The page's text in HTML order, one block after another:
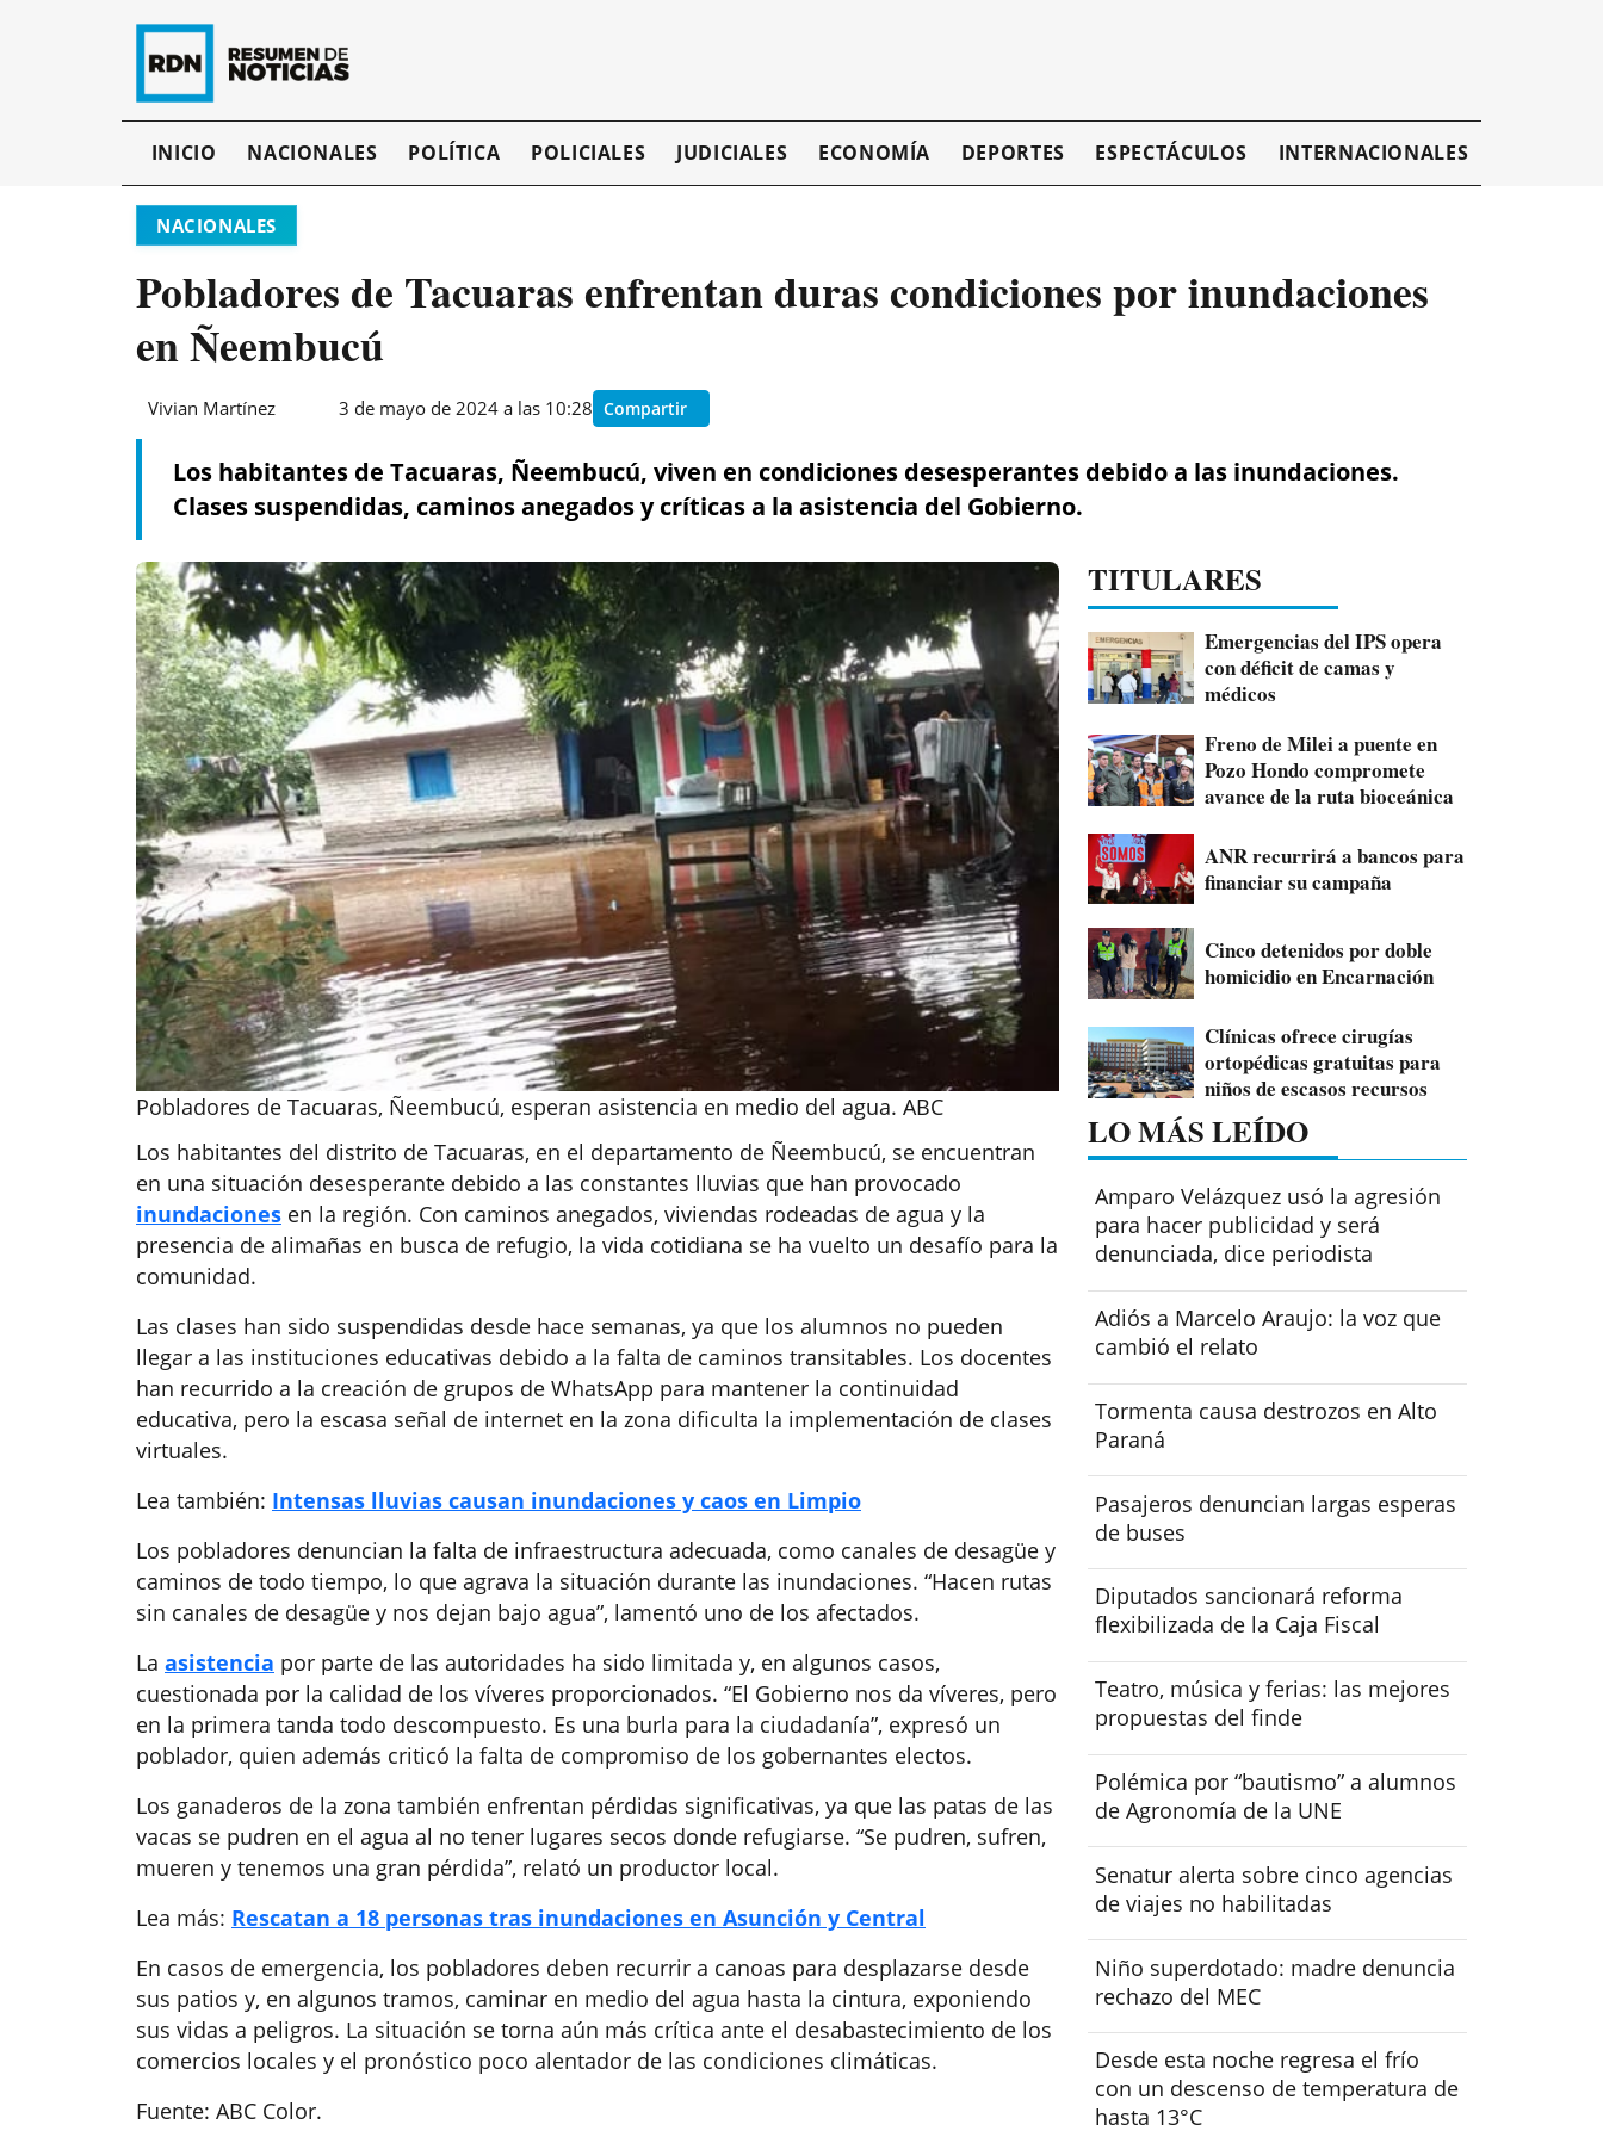
INICIO NACIONALES POLÍTICA POLICIALES JUDICIALES ECONOMÍA DEPORTES ESPECTÁCULOS INTERNACIONALES
NACIONALES
Pobladores de Tacuaras enfrentan duras condiciones por inundaciones
en Ñeembucú
Vivian Martínez 3 de mayo de 2024 a las 10:28 Compartir
Los habitantes de Tacuaras, Ñeembucú, viven en condiciones desesperantes debido a las inundaciones.
Clases suspendidas, caminos anegados y críticas a la asistencia del Gobierno.
Pobladores de Tacuaras, Ñeembucú, esperan asistencia en medio del agua. ABC
Los habitantes del distrito de Tacuaras, en el departamento de Ñeembucú, se encuentran
en una situación desesperante debido a las constantes lluvias que han provocado
inundaciones en la región. Con caminos anegados, viviendas rodeadas de agua y la
presencia de alimañas en busca de refugio, la vida cotidiana se ha vuelto un desafío para la
comunidad.
Las clases han sido suspendidas desde hace semanas, ya que los alumnos no pueden
llegar a las instituciones educativas debido a la falta de caminos transitables. Los docentes
han recurrido a la creación de grupos de WhatsApp para mantener la continuidad
educativa, pero la escasa señal de internet en la zona dificulta la implementación de clases
virtuales.
Lea también: Intensas lluvias causan inundaciones y caos en Limpio
Los pobladores denuncian la falta de infraestructura adecuada, como canales de desagüe y
caminos de todo tiempo, lo que agrava la situación durante las inundaciones. “Hacen rutas
sin canales de desagüe y nos dejan bajo agua”, lamentó uno de los afectados.
La asistencia por parte de las autoridades ha sido limitada y, en algunos casos,
cuestionada por la calidad de los víveres proporcionados. “El Gobierno nos da víveres, pero
en la primera tanda todo descompuesto. Es una burla para la ciudadanía”, expresó un
poblador, quien además criticó la falta de compromiso de los gobernantes electos.
Los ganaderos de la zona también enfrentan pérdidas significativas, ya que las patas de las
vacas se pudren en el agua al no tener lugares secos donde refugiarse. “Se pudren, sufren,
mueren y tenemos una gran pérdida”, relató un productor local.
Lea más: Rescatan a 18 personas tras inundaciones en Asunción y Central
En casos de emergencia, los pobladores deben recurrir a canoas para desplazarse desde
sus patios y, en algunos tramos, caminar en medio del agua hasta la cintura, exponiendo
sus vidas a peligros. La situación se torna aún más crítica ante el desabastecimiento de los
comercios locales y el pronóstico poco alentador de las condiciones climáticas.
Fuente: ABC Color.
TITULARES
Emergencias del IPS opera
con déficit de camas y
médicos
Freno de Milei a puente en
Pozo Hondo compromete
avance de la ruta bioceánica
ANR recurrirá a bancos para
financiar su campaña
Cinco detenidos por doble
homicidio en Encarnación
Clínicas ofrece cirugías
ortopédicas gratuitas para
niños de escasos recursos
LO MÁS LEÍDO
Amparo Velázquez usó la agresión
para hacer publicidad y será
denunciada, dice periodista
Adiós a Marcelo Araujo: la voz que
cambió el relato
Tormenta causa destrozos en Alto
Paraná
Pasajeros denuncian largas esperas
de buses
Diputados sancionará reforma
flexibilizada de la Caja Fiscal
Teatro, música y ferias: las mejores
propuestas del finde
Polémica por “bautismo” a alumnos
de Agronomía de la UNE
Senatur alerta sobre cinco agencias
de viajes no habilitadas
Niño superdotado: madre denuncia
rechazo del MEC
Desde esta noche regresa el frío
con un descenso de temperatura de
hasta 13°C